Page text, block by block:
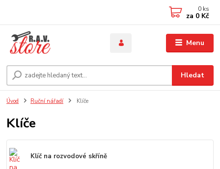
Menu
Hledat
0 ks
za 0 Kč
Úvod Ruční nářadí Klíče
Klíče
Klíč na rozvodové skříně